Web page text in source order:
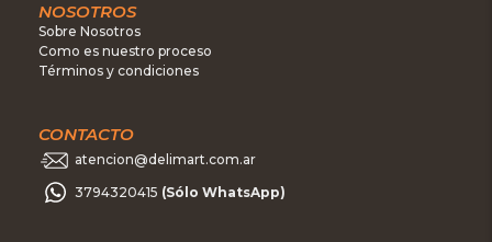
NOSOTROS
Sobre Nosotros
Como es nuestro proceso
Términos y condiciones
CONTACTO
atencion@delimart.com.ar
3794320415 (Sólo WhatsApp)